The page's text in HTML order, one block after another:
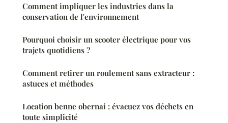
Comment impliquer les industries dans la
conservation de l'environnement
Pourquoi choisir un scooter électrique pour vos
trajets quotidiens ?
Comment retirer un roulement sans extracteur :
astuces et méthodes
Location benne obernai : évacuez vos déchets en
toute simplicité